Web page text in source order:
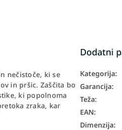
nečistoče, ki se
in pršic. Zaščita bo
, ki popolnoma
zraka, kar
Dodatni
Kategorija:
Garancija:
Teža:
EAN:
Dimenzija: